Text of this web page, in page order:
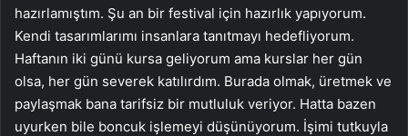
hazırlamıştım. Şu an bir festival için hazırlık yapıyorum.
Kendi tasarımlarımı insanlara tanıtmayı hedefliyorum.
Haftanın iki günü kursa geliyorum ama kurslar her gün
olsa, her gün severek katılırdım. Burada olmak, üretmek ve
paylaşmak bana tarifsiz bir mutluluk veriyor. Hatta bazen
uyurken bile boncuk işlemeyi düşünüyorum. İşimi tutkuyla